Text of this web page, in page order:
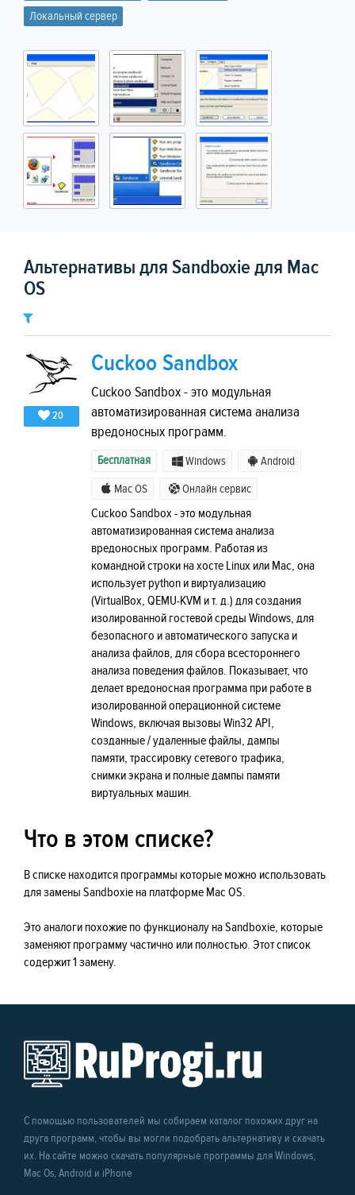
Локальный сервер
Альтернативы для Sandboxie для Mac
OS
20
Cuckoo Sandbox
Cuckoo Sandbox - это модульная
автоматизированная система анализа
вредоносных программ.
Бесплатная Windows Android
Mac OS Онлайн сервис
Cuckoo Sandbox - это модульная
автоматизированная система анализа
вредоносных программ. Работая из
командной строки на хосте Linux или Mac, она
использует python и виртуализацию
(VirtualBox, QEMU-KVM и т. д.) для создания
изолированной гостевой среды Windows, для
безопасного и автоматического запуска и
анализа файлов, для сбора всестороннего
анализа поведения файлов. Показывает, что
делает вредоносная программа при работе в
изолированной операционной системе
Windows, включая вызовы Win32 API,
созданные / удаленные файлы, дампы
памяти, трассировку сетевого трафика,
снимки экрана и полные дампы памяти
виртуальных машин.
Что в этом списке?
В списке находится программы которые можно использовать
для замены Sandboxie на платформе Mac OS.
Это аналоги похожие по функционалу на Sandboxie, которые
заменяют программу частично или полностью. Этот список
содержит 1 замену.
С помощью пользователей мы собираем каталог похожих друг на
друга программ, чтобы вы могли подобрать альтернативу и скачать
их. На сайте можно скачать популярные программы для Windows,
Mac Os, Android и iPhone